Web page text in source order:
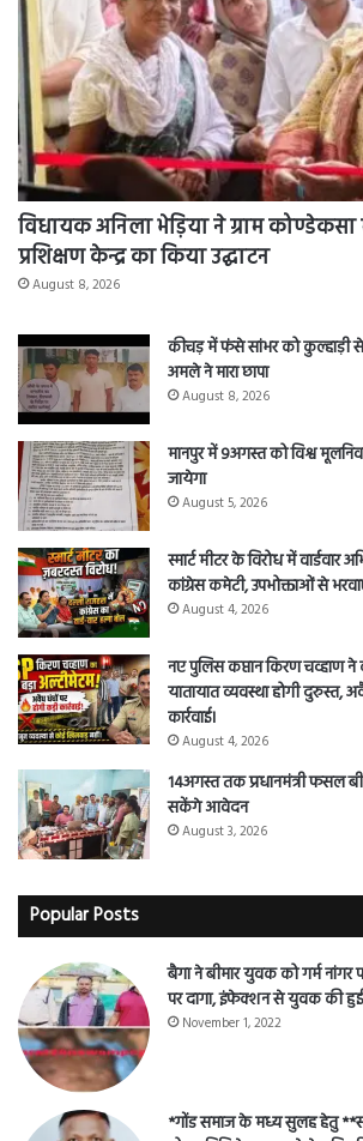
विधायक अनिला भेड़िया ने ग्राम
प्रशिक्षण केन्द्र का किया उद्घाटन
August 8, 2026
कीचड़ में फंसे सांभर को कुल्हाड़ी
अमले ने मारा छापा
August 8, 2026
मानपुर में 9अगस्त को विश्व
जायेगा
August 5, 2026
स्मार्ट मीटर के विरोध में वार्डवार
कांग्रेस कमेटी, उपभोक्ताओं से
August 4, 2026
नए पुलिस कप्तान किरण चव्हाण ने
यातायात व्यवस्था होगी दुरुस्त,
कार्रवाई।
August 4, 2026
14अगस्त तक प्रधानमंत्री फसल
सकेंगे आवेदन
August 3, 2026
Popular Posts
बैगा ने बीमार युवक को गर्म नांगर
पर दागा, इंफेक्शन से युवक की हुई
November 1, 2022
*गोंड समाज के मध्य सुलह हेतु